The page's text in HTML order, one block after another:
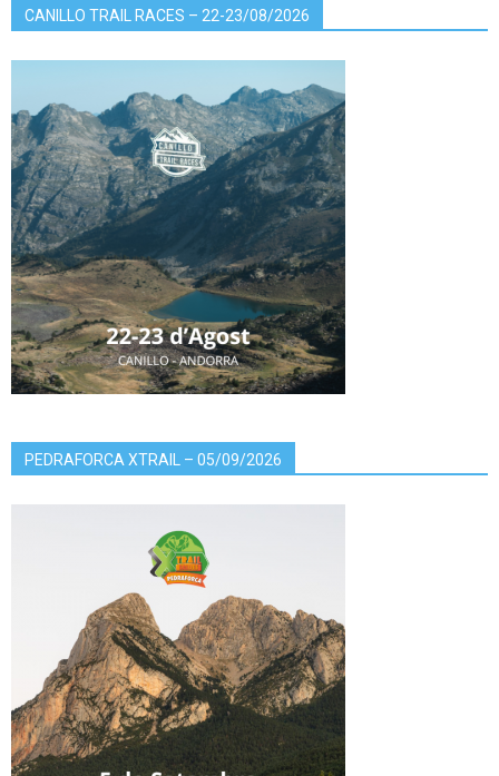
CANILLO TRAIL RACES – 22-23/08/2026
PEDRAFORCA XTRAIL – 05/09/2026